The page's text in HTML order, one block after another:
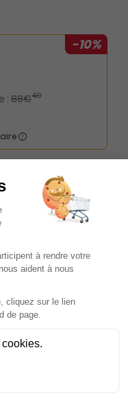
-10%
:88€40
ne sont pas
Petit Courrier
Courrier)
par sa capacité à
tout en restant
se
de votre région,
d'Orléans. Il se